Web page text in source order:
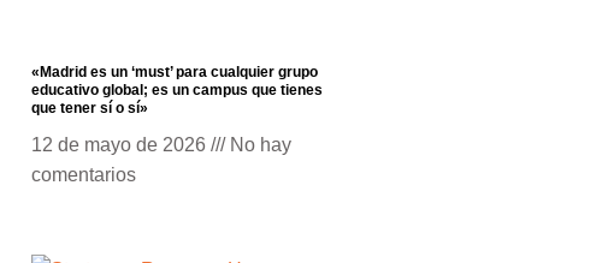
«Madrid es un ‘must’ para cualquier grupo
educativo global; es un campus que tienes
que tener sí o sí»
12 de mayo de 2026
No hay
comentarios